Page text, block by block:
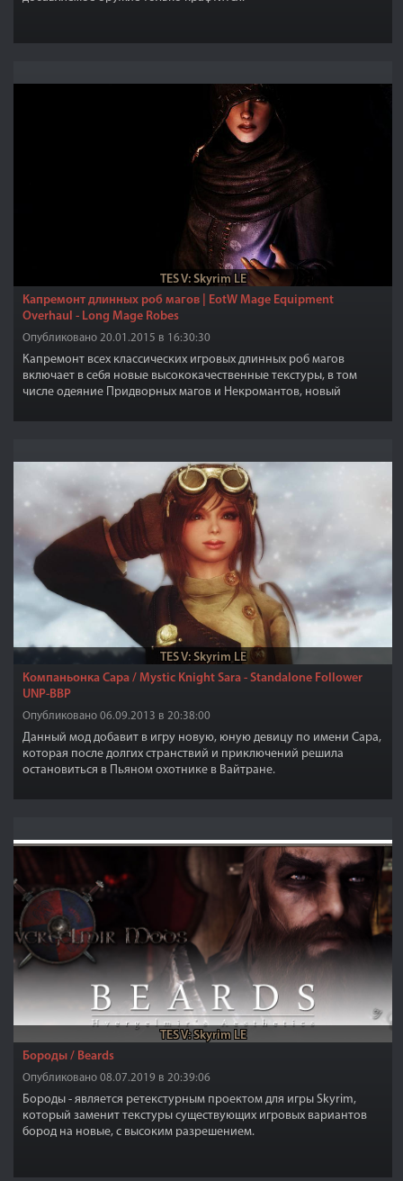
TES V: Skyrim LE
Капремонт длинных роб магов | EotW Mage Equipment
Overhaul - Long Mage Robes
Опубликовано 20.01.2015 в 16:30:30
Капремонт всех классических игровых длинных роб магов
включает в себя новые высококачественные текстуры, в том
числе одеяние Придворных магов и Некромантов, новый
TES V: Skyrim LE
Компаньонка Сара / Mystic Knight Sara - Standalone Follower
UNP-BBP
Опубликовано 06.09.2013 в 20:38:00
Данный мод добавит в игру новую, юную девицу по имени Сара,
которая после долгих странствий и приключений решила
остановиться в Пьяном охотнике в Вайтране.
TES V: Skyrim LE
Бороды / Beards
Опубликовано 08.07.2019 в 20:39:06
Бороды - является ретекстурным проектом для игры Skyrim,
который заменит текстуры существующих игровых вариантов
бород на новые, с высоким разрешением.